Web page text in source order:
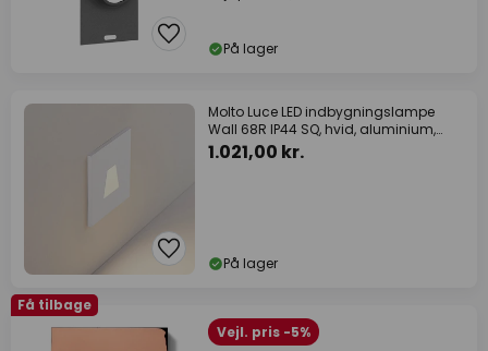
På lager
Molto Luce LED indbygningslampe
Wall 68R IP44 SQ, hvid, aluminium,
CCT
1.021,00 kr.
På lager
Få tilbage
Vejl. pris -5%